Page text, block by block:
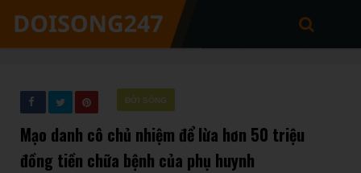
ĐỜI SỐNG
Mạo danh cô chủ nhiệm để lừa hơn 50 triệu
đồng tiền chữa bệnh của phụ huynh